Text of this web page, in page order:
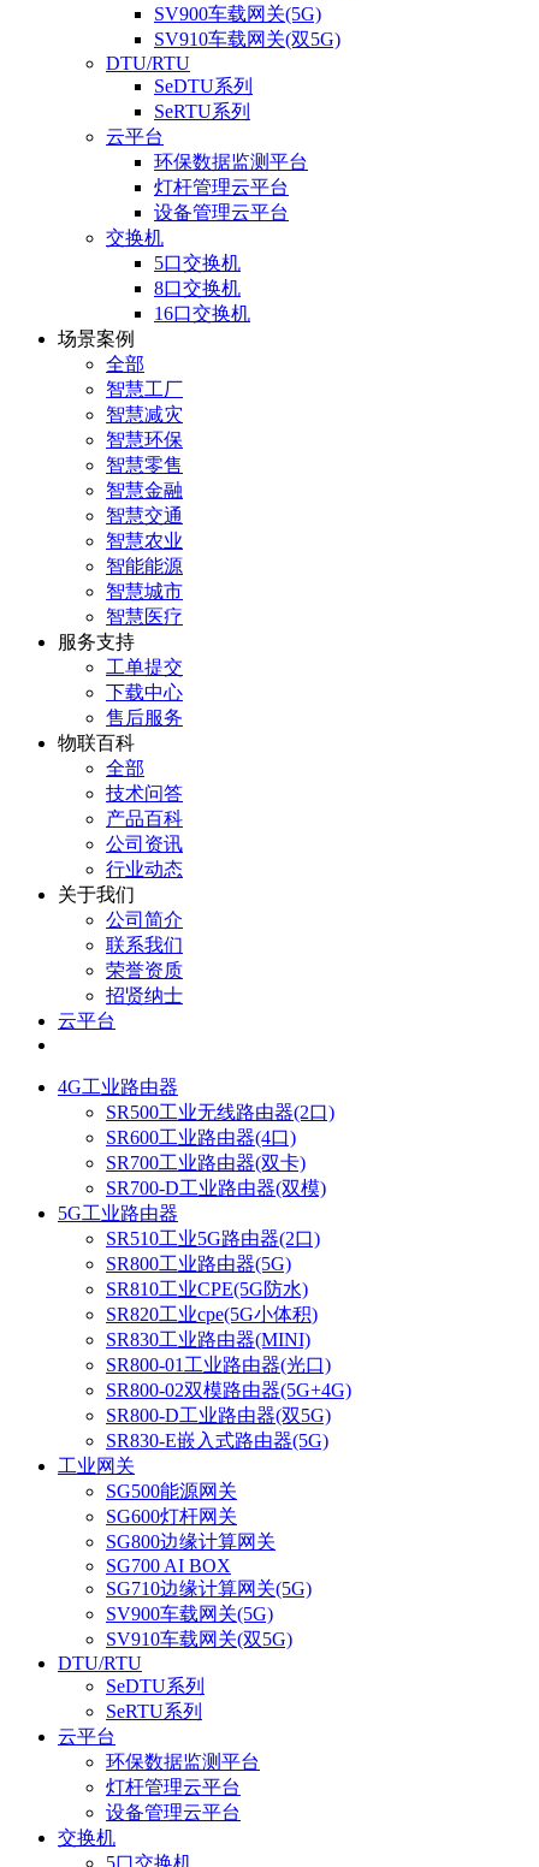
SV900车载网关(5G)
SV910车载网关(双5G)
DTU/RTU
SeDTU系列
SeRTU系列
云平台
环保数据监测平台
灯杆管理云平台
设备管理云平台
交换机
5口交换机
8口交换机
16口交换机
场景案例
全部
智慧工厂
智慧减灾
智慧环保
智慧零售
智慧金融
智慧交通
智慧农业
智能能源
智慧城市
智慧医疗
服务支持
工单提交
下载中心
售后服务
物联百科
全部
技术问答
产品百科
公司资讯
行业动态
关于我们
公司简介
联系我们
荣誉资质
招贤纳士
云平台
4G工业路由器
SR500工业无线路由器(2口)
SR600工业路由器(4口)
SR700工业路由器(双卡)
SR700-D工业路由器(双模)
5G工业路由器
SR510工业5G路由器(2口)
SR800工业路由器(5G)
SR810工业CPE(5G防水)
SR820工业cpe(5G小体积)
SR830工业路由器(MINI)
SR800-01工业路由器(光口)
SR800-02双模路由器(5G+4G)
SR800-D工业路由器(双5G)
SR830-E嵌入式路由器(5G)
工业网关
SG500能源网关
SG600灯杆网关
SG800边缘计算网关
SG700 AI BOX
SG710边缘计算网关(5G)
SV900车载网关(5G)
SV910车载网关(双5G)
DTU/RTU
SeDTU系列
SeRTU系列
云平台
环保数据监测平台
灯杆管理云平台
设备管理云平台
交换机
5口交换机